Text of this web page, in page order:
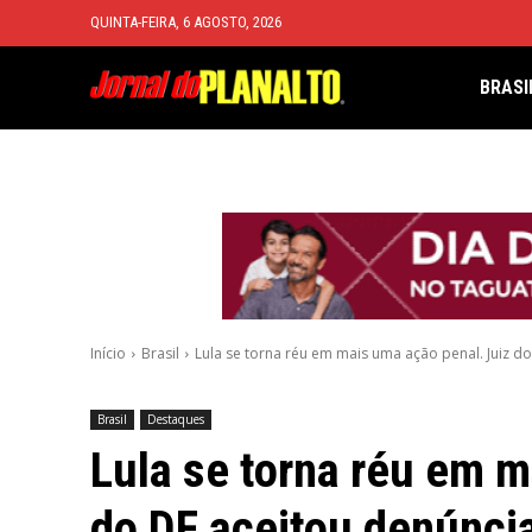
QUINTA-FEIRA, 6 AGOSTO, 2026
Início Brasil Lula se torna réu em mais uma ação penal. Juiz do
Brasil Destaques
Lula se torna réu em